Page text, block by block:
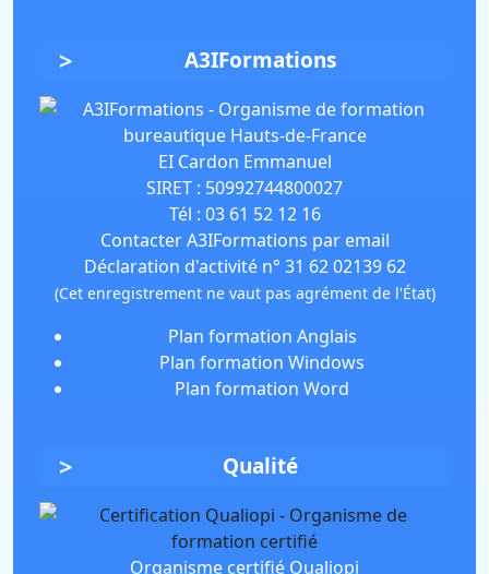
A3IFormations
EI Cardon Emmanuel
SIRET : 50992744800027
Tél : 03 61 52 12 16
Contacter A3IFormations par email
Déclaration d'activité n° 31 62 02139 62
(Cet enregistrement ne vaut pas agrément de l'État)
Plan formation Anglais
Plan formation Windows
Plan formation Word
Qualité
Organisme certifié Qualiopi